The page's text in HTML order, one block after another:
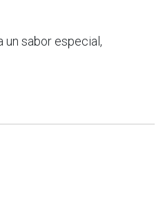
un sabor especial,